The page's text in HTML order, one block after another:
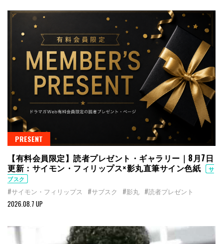
PRESENT
【有料会員限定】読者プレゼント・ギャラリー｜8月7日
更新：サイモン・フィリップス×影丸直筆サイン色紙
サ
ブスク
#サイモン・フィリップス #サブスク #影丸 #読者プレゼント
2026.08.7 UP